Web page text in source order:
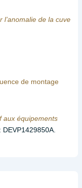
de la cuve
de montage
aux équipements
DEVP1429850A.